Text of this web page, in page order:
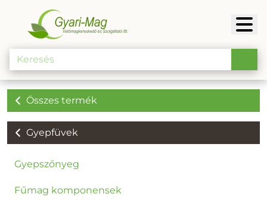
Összes termék
Gyepfüvek
Gyepszőnyeg
Fűmag komponensek